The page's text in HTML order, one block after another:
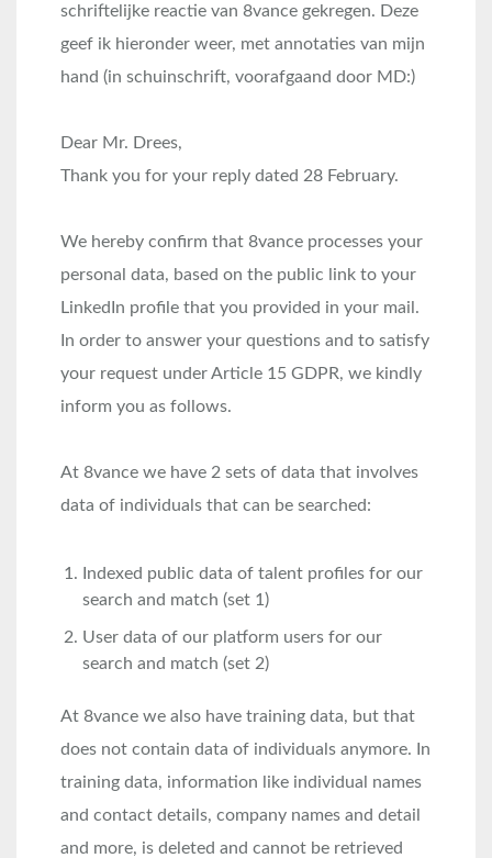
schriftelijke reactie van 8vance gekregen. Deze
geef ik hieronder weer, met annotaties van mijn
hand (in schuinschrift, voorafgaand door MD:)
Dear Mr. Drees,
Thank you for your reply dated 28 February.
We hereby confirm that 8vance processes your
personal data, based on the public link to your
LinkedIn profile that you provided in your mail.
In order to answer your questions and to satisfy
your request under Article 15 GDPR, we kindly
inform you as follows.
At 8vance we have 2 sets of data that involves
data of individuals that can be searched:
Indexed public data of talent profiles for our
search and match (set 1)
User data of our platform users for our
search and match (set 2)
At 8vance we also have training data, but that
does not contain data of individuals anymore. In
training data, information like individual names
and contact details, company names and detail
and more, is deleted and cannot be retrieved